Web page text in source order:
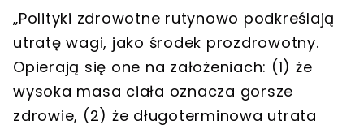
„Polityki zdrowotne rutynowo podkreślają
utratę wagi, jako środek prozdrowotny.
Opierają się one na założeniach: (1) że
wysoka masa ciała oznacza gorsze
zdrowie, (2) że długoterminowa utrata